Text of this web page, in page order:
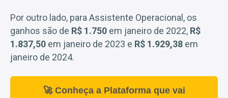
Por outro lado, para Assistente Operacional, os
ganhos são de R$ 1.750 em janeiro de 2022, R$
1.837,50 em janeiro de 2023 e R$ 1.929,38 em
janeiro de 2024.
🚀 Conheça a Plataforma que vai